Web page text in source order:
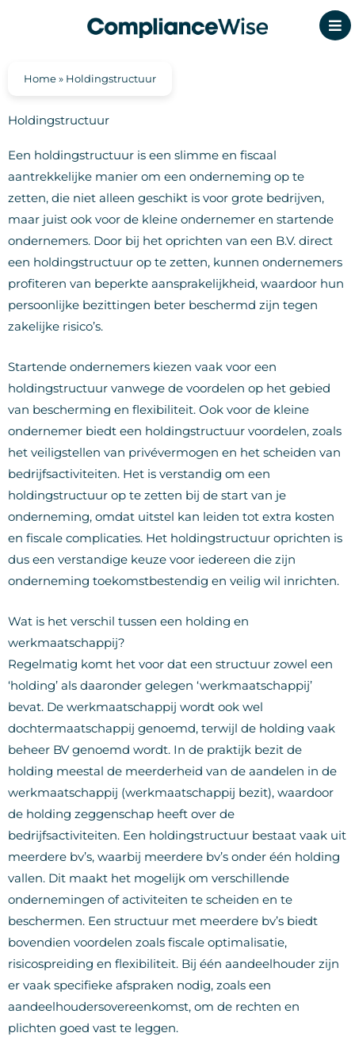
inhoudHome » Holdingstructuur
Holdingstructuur
Een holdingstructuur is een slimme en fiscaal
aantrekkelijke manier om een onderneming op te
zetten, die niet alleen geschikt is voor grote bedrijven,
maar juist ook voor de kleine ondernemer en startende
ondernemers. Door bij het oprichten van een B.V. direct
een holdingstructuur op te zetten, kunnen ondernemers
profiteren van beperkte aansprakelijkheid, waardoor hun
persoonlijke bezittingen beter beschermd zijn tegen
zakelijke risico’s.
Startende ondernemers kiezen vaak voor een
holdingstructuur vanwege de voordelen op het gebied
van bescherming en flexibiliteit. Ook voor de kleine
ondernemer biedt een holdingstructuur voordelen, zoals
het veiligstellen van privévermogen en het scheiden van
bedrijfsactiviteiten. Het is verstandig om een
holdingstructuur op te zetten bij de start van je
onderneming, omdat uitstel kan leiden tot extra kosten
en fiscale complicaties. Het holdingstructuur oprichten is
dus een verstandige keuze voor iedereen die zijn
onderneming toekomstbestendig en veilig wil inrichten.
Wat is het verschil tussen een holding en
werkmaatschappij?
Regelmatig komt het voor dat een structuur zowel een
‘holding’ als daaronder gelegen ‘werkmaatschappij’
bevat. De werkmaatschappij wordt ook wel
dochtermaatschappij genoemd, terwijl de holding vaak
beheer BV genoemd wordt. In de praktijk bezit de
holding meestal de meerderheid van de aandelen in de
werkmaatschappij (werkmaatschappij bezit), waardoor
de holding zeggenschap heeft over de
bedrijfsactiviteiten. Een holdingstructuur bestaat vaak uit
meerdere bv’s, waarbij meerdere bv’s onder één holding
vallen. Dit maakt het mogelijk om verschillende
ondernemingen of activiteiten te scheiden en te
beschermen. Een structuur met meerdere bv’s biedt
bovendien voordelen zoals fiscale optimalisatie,
risicospreiding en flexibiliteit. Bij één aandeelhouder zijn
er vaak specifieke afspraken nodig, zoals een
aandeelhoudersovereenkomst, om de rechten en
plichten goed vast te leggen.